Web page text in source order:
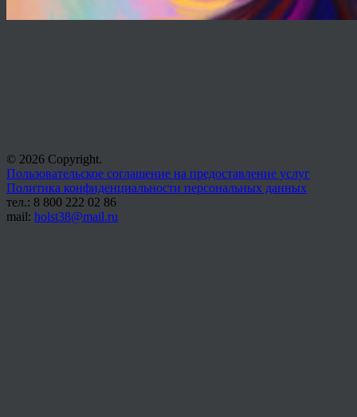
© 2026 Copyright.
Пользовательское соглашение на предоставление услуг
Политика конфиденциальности персональных данных
тел.: 8 800 222 02 86
mail: holst38@mail.ru